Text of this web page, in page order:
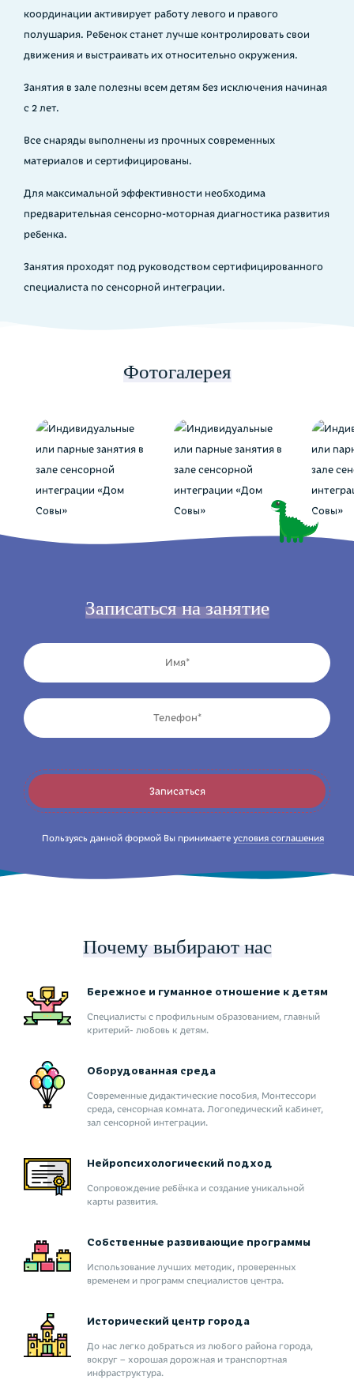
координации активирует работу левого и правого
полушария. Ребенок станет лучше контролировать свои
движения и выстраивать их относительно окружения.
Занятия в зале полезны всем детям без исключения начиная
с 2 лет.
Все снаряды выполнены из прочных современных
материалов и сертифицированы.
Для максимальной эффективности необходима
предварительная сенсорно-моторная диагностика развития
ребенка.
Занятия проходят под руководством сертифицированного
специалиста по сенсорной интеграции.
Фотогалерея
Записаться на занятие
Личные
данные
Отправить
Записаться
Пользуясь данной формой Вы принимаете условия соглашения
Почему выбирают нас
Бережное и гуманное отношение к детям
Специалисты с профильным образованием, главный
критерий- любовь к детям.
Оборудованная среда
Современные дидактические пособия, Монтессори
среда, сенсорная комната. Логопедический кабинет,
зал сенсорной интеграции.
Нейропсихологический подход
Сопровождение ребёнка и создание уникальной
карты развития.
Собственные развивающие программы
Использование лучших методик, проверенных
временем и программ специалистов центра.
Исторический центр города
До нас легко добраться из любого района города,
вокруг – хорошая дорожная и транспортная
инфраструктура.